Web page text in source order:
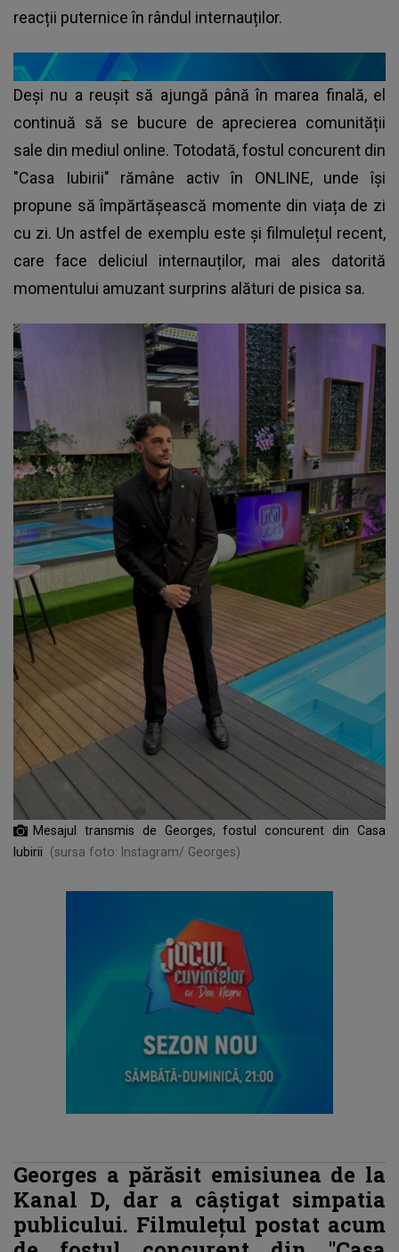
reacții puternice în rândul internauților.
Deși nu a reușit să ajungă până în marea finală, el
continuă să se bucure de aprecierea comunității
sale din mediul online. Totodată, fostul concurent din
"Casa Iubirii" rămâne activ în ONLINE, unde își
propune să împărtășească momente din viața de zi
cu zi. Un astfel de exemplu este și filmulețul recent,
care face deliciul internauților, mai ales datorită
momentului amuzant surprins alături de pisica sa.
Mesajul transmis de Georges, fostul concurent din Casa
Iubirii
(sursa foto: Instagram/ Georges)
Georges a părăsit emisiunea de la
Kanal D, dar a câștigat simpatia
publicului. Filmulețul postat acum